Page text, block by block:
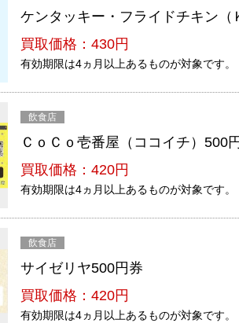
ケンタッキー・フライドチキン（
買取価格：430円
有効期限は4ヵ月以上あるものが対象です。
飲食店
ＣｏＣｏ壱番屋（ココイチ）500
買取価格：420円
有効期限は4ヵ月以上あるものが対象です。
飲食店
サイゼリヤ500円券
買取価格：420円
有効期限は4ヵ月以上あるものが対象です。